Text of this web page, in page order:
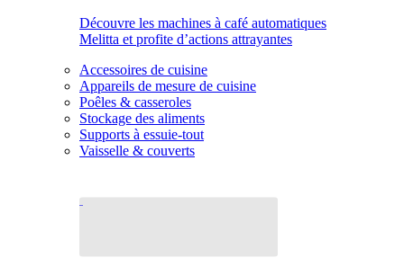
Découvre les machines à café automatiques
Melitta et profite d’actions attrayantes
Accessoires de cuisine
Appareils de mesure de cuisine
Poêles & casseroles
Stockage des aliments
Supports à essuie-tout
Vaisselle & couverts